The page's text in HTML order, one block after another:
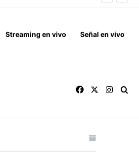
Streaming en vivo Señal en vivo
Facebook